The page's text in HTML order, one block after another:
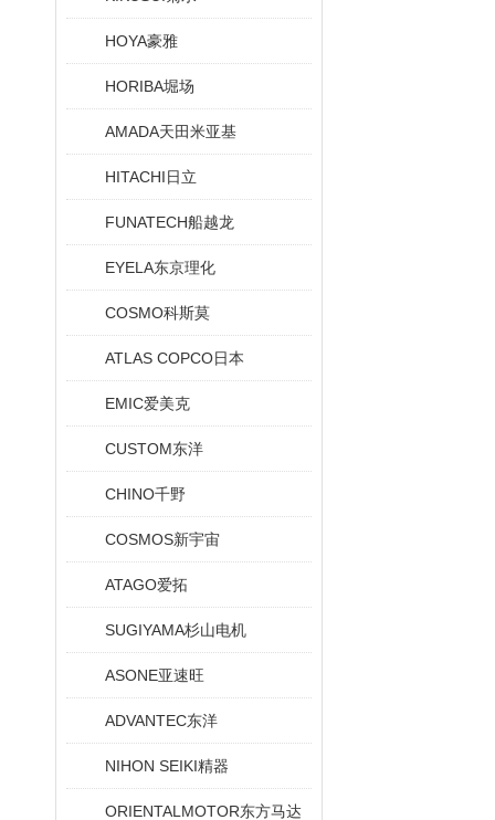
HOYA豪雅
HORIBA堀场
AMADA天田米亚基
HITACHI日立
FUNATECH船越龙
EYELA东京理化
COSMO科斯莫
ATLAS COPCO日本
EMIC爱美克
CUSTOM东洋
CHINO千野
COSMOS新宇宙
ATAGO爱拓
SUGIYAMA杉山电机
ASONE亚速旺
ADVANTEC东洋
NIHON SEIKI精器
ORIENTALMOTOR东方马达